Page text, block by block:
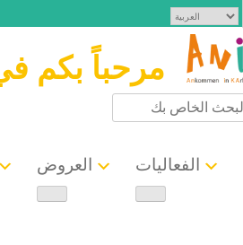
مرحباً بكم
العروض الفعاليات